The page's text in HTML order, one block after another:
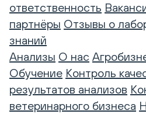
ответственность
партнёры Отзывы о
знаний
Анализы О нас
Обучение Контроль
результатов анализов
ветеринарного бизнеса